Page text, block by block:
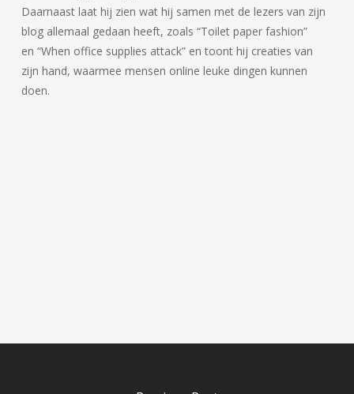
Daarnaast laat hij zien wat hij samen met de lezers van zijn
blog allemaal gedaan heeft, zoals “Toilet paper fashion”
en “When office supplies attack” en toont hij creaties van
zijn hand, waarmee mensen online leuke dingen kunnen
doen.